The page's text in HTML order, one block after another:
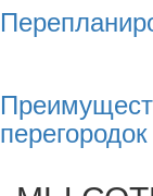
перегородок